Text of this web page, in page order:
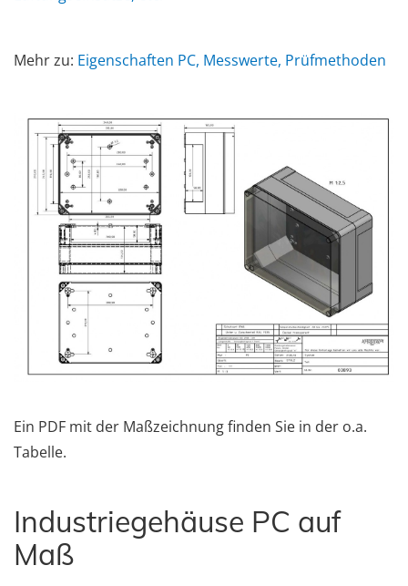
Mehr zu: Eigenschaften PC, Messwerte, Prüfmethoden
Ein PDF mit der Maßzeichnung finden Sie in der o.a.
Tabelle.
Industriegehäuse PC auf
Maß